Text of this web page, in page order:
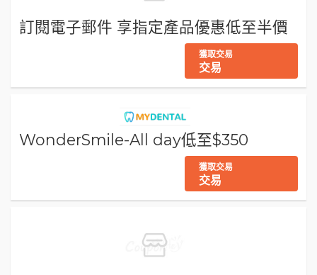
訂閱電子郵件 享指定產品優惠低至半價
獲取交易
交易
WonderSmile-All day低至$350
獲取交易
交易